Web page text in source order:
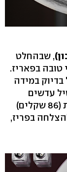
, שבהחלט
בפאריז.
במידה
עדשים
מעולה. גם מנת הקלמרי בשלוש גרסאות (86 שקלים)
בפריז,